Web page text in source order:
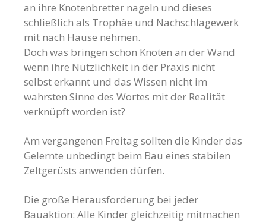
an ihre Knotenbretter nageln und dieses
schließlich als Trophäe und Nachschlagewerk
mit nach Hause nehmen.
Doch was bringen schon Knoten an der Wand
wenn ihre Nützlichkeit in der Praxis nicht
selbst erkannt und das Wissen nicht im
wahrsten Sinne des Wortes mit der Realität
verknüpft worden ist?
Am vergangenen Freitag sollten die Kinder das
Gelernte unbedingt beim Bau eines stabilen
Zeltgerüsts anwenden dürfen.
Die große Herausforderung bei jeder
Bauaktion: Alle Kinder gleichzeitig mitmachen